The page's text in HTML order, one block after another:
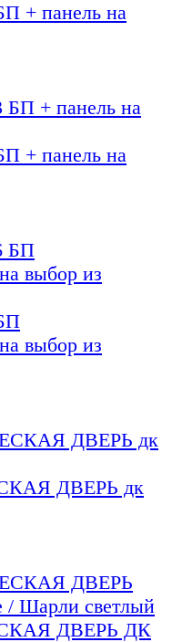
+ панель на
+ панель на
выбор из
ДВЕРЬ дк
ДВЕРЬ ДК